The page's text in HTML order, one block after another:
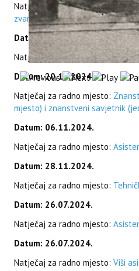
Natječaj za radno mjesto:
zvanju - 2 radna mjesta
Datum: 19.02.2025.
Natječaj za radno mjesto:
Datum: 20.12.2024.
Natječaj za radno mjesto:
mjesto) i znanstveni savjetnik
Datum: 06.11.2024.
Natječaj za radno mjesto:
Datum: 28.11.2024.
Natječaj za radno mjesto:
Datum: 26.07.2024.
Natječaj za radno mjesto:
Datum: 26.07.2024.
Natječaj za radno mjesto: Viši